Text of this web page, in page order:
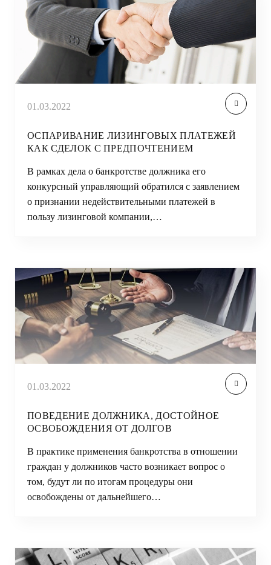
01.03.2022
ОСПАРИВАНИЕ ЛИЗИНГОВЫХ ПЛАТЕЖЕЙ
КАК СДЕЛОК С ПРЕДПОЧТЕНИЕМ
В рамках дела о банкротстве должника его
конкурсный управляющий обратился с заявлением
о признании недействительными платежей в
пользу лизинговой компании,…
01.03.2022
ПОВЕДЕНИЕ ДОЛЖНИКА, ДОСТОЙНОЕ
ОСВОБОЖДЕНИЯ ОТ ДОЛГОВ
В практике применения банкротства в отношении
граждан у должников часто возникает вопрос о
том, будут ли по итогам процедуры они
освобождены от дальнейшего…